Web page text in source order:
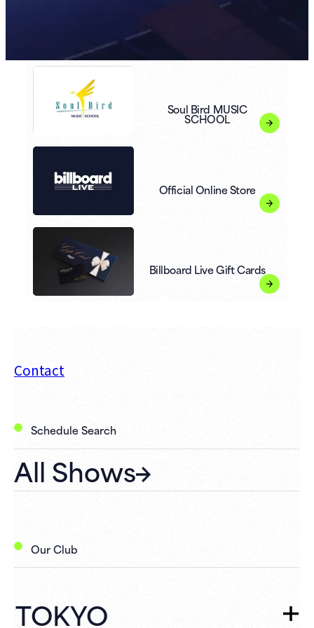
Soul Bird MUSIC
SCHOOL
Official Online Store
Billboard Live Gift Cards
Contact
Schedule Search
All Shows
Our Club
TOKYO